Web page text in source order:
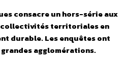
consacre un hors-série aux
collectivités territoriales en
durable. Les enquêtes ont
agglomérations.